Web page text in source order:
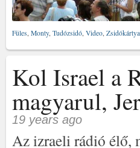
Füles Monty, Tudózsidó Video Zsidókártya
Kol Israel a
magyarul,
19 years ago
Az izraeli rádió élő,